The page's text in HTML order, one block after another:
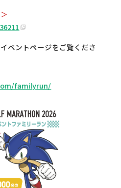
ベントページをご覧くださ
familyrun/